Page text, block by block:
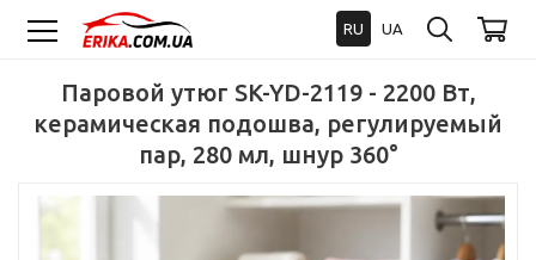
RU UA
Паровой утюг SK-YD-2119 - 2200 Вт,
керамическая подошва, регулируемый
пар, 280 мл, шнур 360°